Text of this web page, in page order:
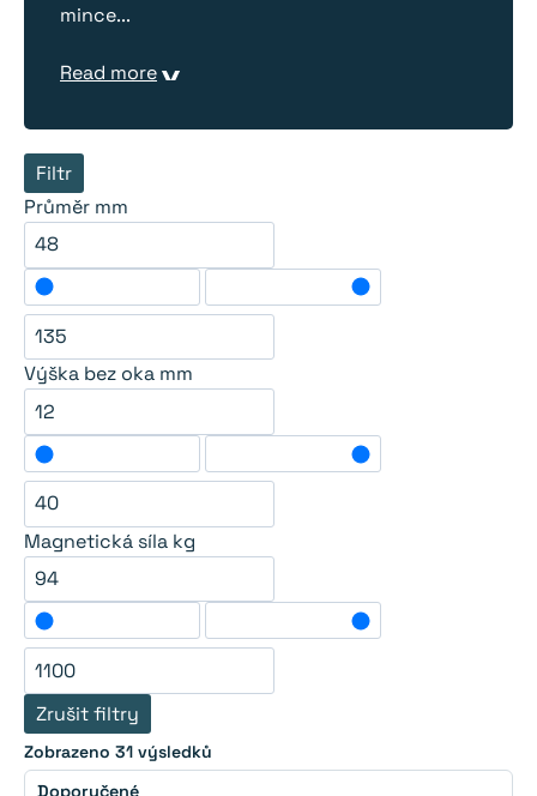
mince...
Read more
Filtr
Průměr mm
Výška bez oka mm
Magnetická síla kg
Zrušit filtry
Zobrazeno 31 výsledků